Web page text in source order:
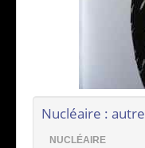
Nucléaire :
NUCLÉAIRE